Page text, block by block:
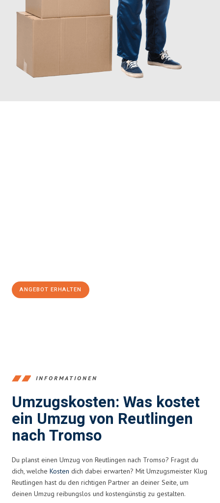
ANGEBOT ERHALTEN
INFORMATIONEN
Umzugskosten: Was kostet
ein Umzug von Reutlingen
nach Tromso
Du planst einen Umzug von Reutlingen nach Tromso? Fragst du
dich, welche Kosten dich dabei erwarten? Mit Umzugsmeister Klug
Reutlingen hast du den richtigen Partner an deiner Seite, um
deinen Umzug reibungslos und kostengünstig zu gestalten.